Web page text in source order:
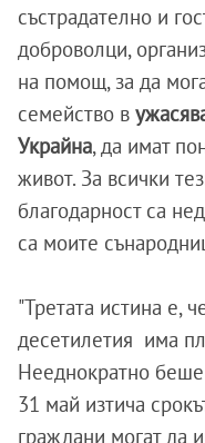
състрадателно и
доброволци,
на помощ, за да
семейство в
Украйна, да имат
живот. За всички
благодарност са
са моите
"Третата истина е,
десетилетия има
Нееднократно
31 май изтича
граждани могат да